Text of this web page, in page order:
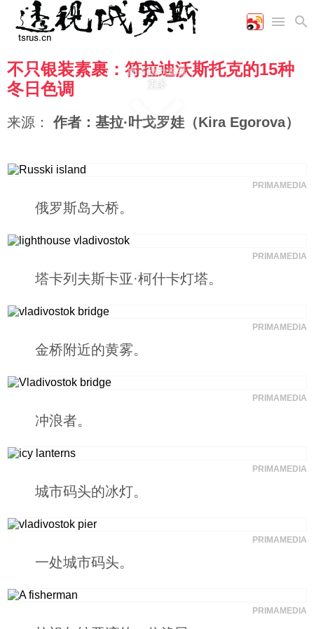
首页
国际
时政
军事
空军
海军
陆军
评论
财经
商业
工业
社会
文化
文艺
教育
美食
体育
旅游
视听
图片新闻
高清图片
漫画
不只银装素裹：符拉迪沃斯托克的15种
冬日色调
来源： 作者：基拉·叶戈罗娃（Kira Egorova）
向下滚动查看
更多
PRIMAMEDIA
俄罗斯岛大桥。
PRIMAMEDIA
塔卡列夫斯卡亚·柯什卡灯塔。
PRIMAMEDIA
金桥附近的黄雾。
PRIMAMEDIA
冲浪者。
PRIMAMEDIA
城市码头的冰灯。
PRIMAMEDIA
一处城市码头。
PRIMAMEDIA